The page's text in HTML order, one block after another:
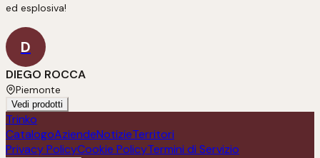
ed esplosiva!
D
DIEGO ROCCA
Piemonte
Vedi prodotti
Trinko
CatalogoAziendeNotizieTerritori
Privacy PolicyCookie PolicyTermini di Servizio